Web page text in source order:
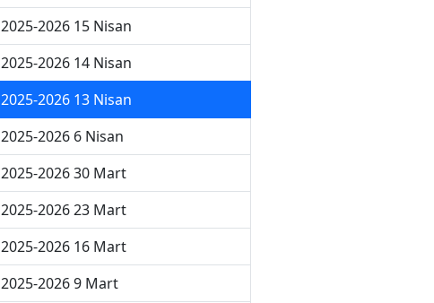
2025-2026 15 Nisan
2025-2026 14 Nisan
2025-2026 13 Nisan
2025-2026 6 Nisan
2025-2026 30 Mart
2025-2026 23 Mart
2025-2026 16 Mart
2025-2026 9 Mart